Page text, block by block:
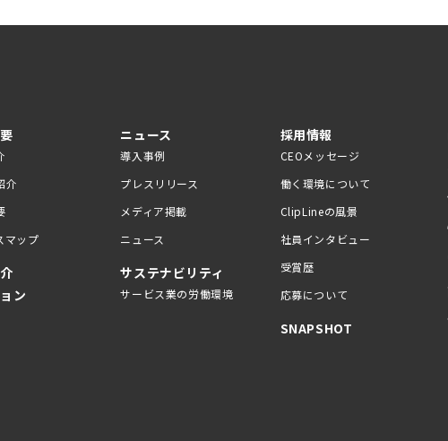
介
マップ
ン
ニュース
導入事例
プレスリリース
メディア掲載
ニュース
サステナビリティ
サービス業の労働環境
採用情報
CEOメッセージ
働く環境について
ClipLineの風景
社員インタビュー
受賞歴
応募について
SNAPSHOT